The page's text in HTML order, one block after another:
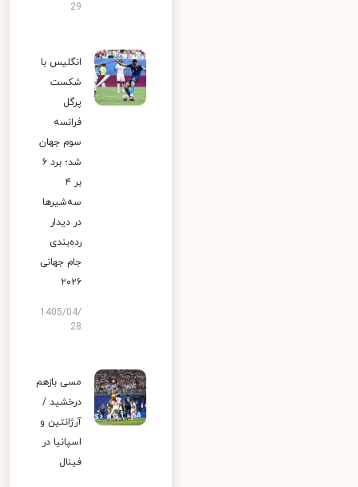
29
انگلیس با
شکست
پرگل
فرانسه
سوم جهان
شد؛ برد ۶
بر ۴
سه‌شیرها
در دیدار
رده‌بندی
جام جهانی
۲۰۲۶
1405/04/
28
مسی بازهم
درخشید /
آرژانتین و
اسپانیا در
فینال